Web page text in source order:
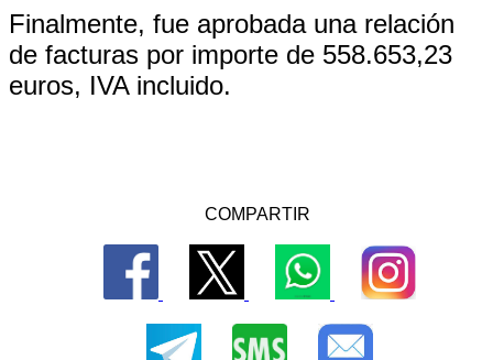
Finalmente, fue aprobada una relación
de facturas por importe de 558.653,23
euros, IVA incluido.
COMPARTIR